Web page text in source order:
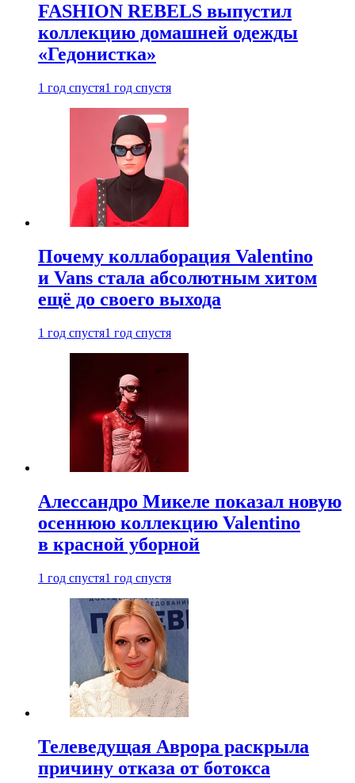
FASHION REBELS выпустил
коллекцию домашней одежды
«Гедонистка»
1 год спустя1 год спустя
Почему коллаборация Valentino
и Vans стала абсолютным хитом
ещё до своего выхода
1 год спустя1 год спустя
Алессандро Микеле показал новую
осеннюю коллекцию Valentino
в красной уборной
1 год спустя1 год спустя
Телеведущая Аврора раскрыла
причину отказа от ботокса